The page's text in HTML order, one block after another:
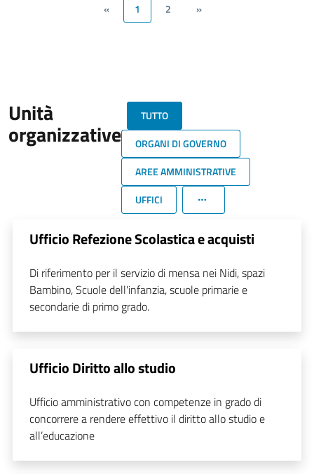
« 1 2 »
Unità
organizzative
TUTTO
ORGANI DI GOVERNO
AREE AMMINISTRATIVE
UFFICI
Ufficio Refezione Scolastica e acquisti
Di riferimento per il servizio di mensa nei Nidi, spazi
Bambino, Scuole dell'infanzia, scuole primarie e
secondarie di primo grado.
Ufficio Diritto allo studio
Ufficio amministrativo con competenze in grado di
concorrere a rendere effettivo il diritto allo studio e
all’educazione